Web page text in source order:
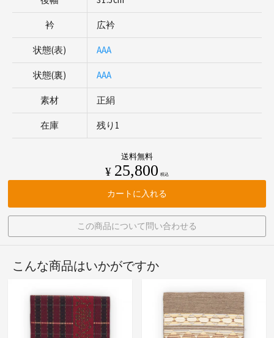
衿 広衿
状態(表) AAA
状態(裏) AAA
素材 正絹
在庫 残り1
送料無料
¥ 25,800 税込
カートに入れる
この商品について問い合わせる
こんな商品はいかがですか